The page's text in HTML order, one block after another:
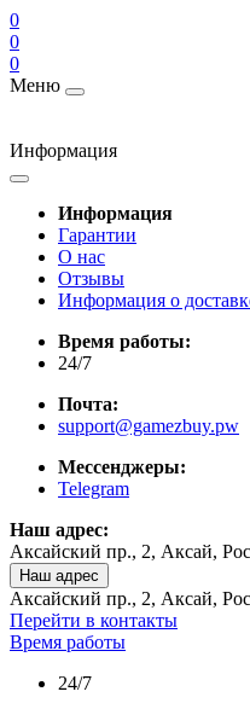
0
0
0
Меню
Информация
Информация
Гарантии
О нас
Отзывы
Информация о
Время работы:
24/7
Почта:
support@gamezbuy.pw
Мессенджеры:
Telegram
Наш адрес:
Аксайский пр., 2, Аксай,
Наш адрес
Аксайский пр., 2, Аксай,
Перейти в контакты
Время работы
24/7